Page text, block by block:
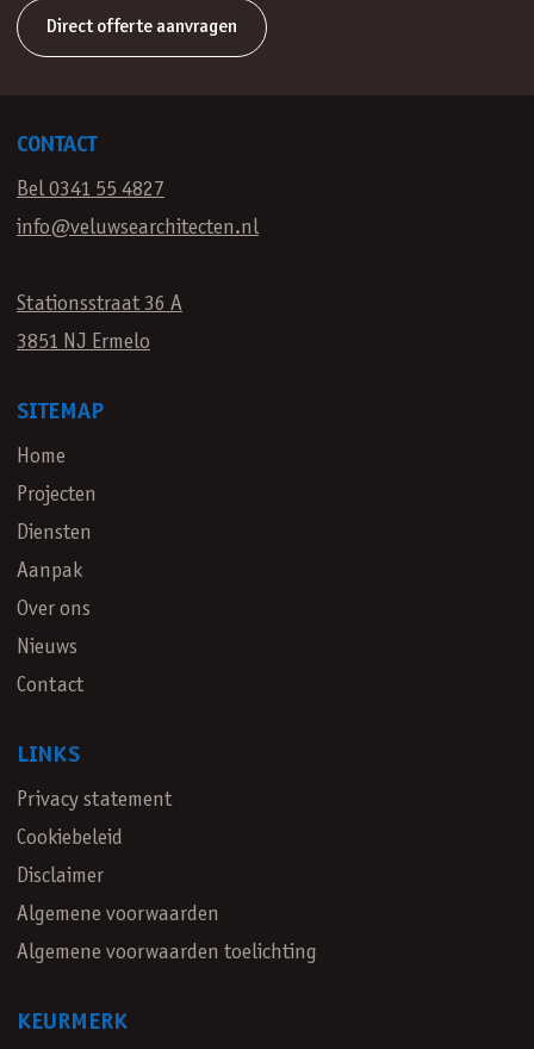
Direct offerte aanvragen
CONTACT
Bel 0341 55 4827
info@veluwsearchitecten.nl
Stationsstraat 36 A
3851 NJ Ermelo
SITEMAP
Home
Projecten
Diensten
Aanpak
Over ons
Nieuws
Contact
LINKS
Privacy statement
Cookiebeleid
Disclaimer
Algemene voorwaarden
Algemene voorwaarden toelichting
KEURMERK